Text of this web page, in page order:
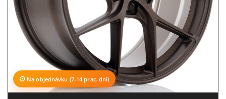
Na objednávku (7-14 prac. dní)